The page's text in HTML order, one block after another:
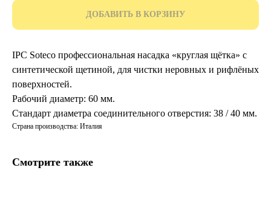
ДОБАВИТЬ В КОРЗИНУ
IPC Soteco профессиональная насадка «круглая щётка» с
синтетической щетиной, для чистки неровных и рифлёных
поверхностей.
Рабочий диаметр: 60 мм.
Стандарт диаметра соединительного отверстия: 38 / 40 мм.
Страна производства: Италия
Смотрите также